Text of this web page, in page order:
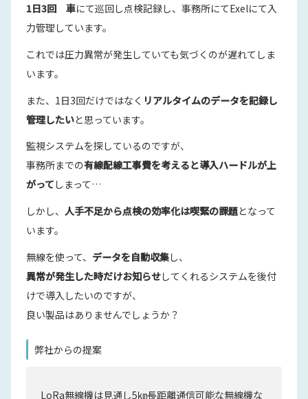
1日3回
車にて巡回し点検記録し、事務所にてExelにて入
力管理しています。
これでは圧力異常が発生していても気づくのが遅れてしま
います。
また、1日3回だけではなく リアルタイムのデータを記録し
管理したいと思っています。
監視システムを探しているのですが、
事務所までの有線配線工事費を考えると導入ハードルが上
がって しまって…
しかし、 人手不足から点検の効率化は喫緊の課題となって
います。
無線を使って、 データを自動収集し、
異常が発生した時だけお知らせしてくれるシステムを後付
けで導入したいのですが、
良い製品はありませんでしょうか？
弊社からの提案
LoRa無線機は見通し5㎞長距離通信可能な無線機な